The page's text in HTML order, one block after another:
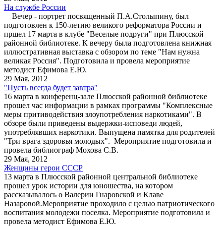
На службе России
Вечер - портрет посвященный П.А.Столыпину, был
подготовлен к 150-летию великого реформатора России и
пршел 17 марта в клубе "Веселые подруги" при Плюсской
районной библиотеке. К вечеру была подготовлена книжная
иллюстративная выставка с обзором по теме "Нам нужна
великая Россия". Подготовила и провела мероприятие
методист Ефимова Е.Ю.
29 Мая, 2012
"Пусть всегда будет завтра"
16 марта в конференц-зале Плюсской районной библиотеке
прошел час информации в рамках программы "Комплексные
меры притиводействия злоупотребления наркотиками". В
обзоре были приведены выдержки-исповеди людей,
употреблявших наркотики. Выпущена памятка для родителей
"Три врага здоровья молодых". Мероприятие подготовила и
провела библиограф Мохова С.В.
29 Мая, 2012
Женщины герои СССР
13 марта в Плюсской районной центральной библиотеке
прошел урок истории для юношества, на котором
рассказывалось о Валерии Гнаровской и Клаве
Назаровой.Мероприятие проходило с целью патриотического
воспитания молодежи поселка. Мероприятие подготовила и
провела методист Ефимова Е.Ю.